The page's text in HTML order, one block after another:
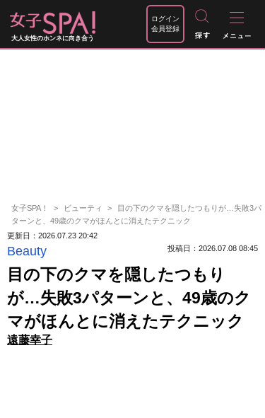
大人女性のホンネに向き合う
ログイン
会員登録
女子SPA！ ビューティ
目の下のクマを隠したつもりが…失敗3パ
ターンと、49歳のクマがほんとに消えたテクニック
更新日：2026.07.23 20:42
Beauty 投稿日：2026.07.08 08:45
目の下のクマを隠したつもり
が…失敗3パターンと、49歳のク
マがほんとに消えたテクニック
遠藤幸子